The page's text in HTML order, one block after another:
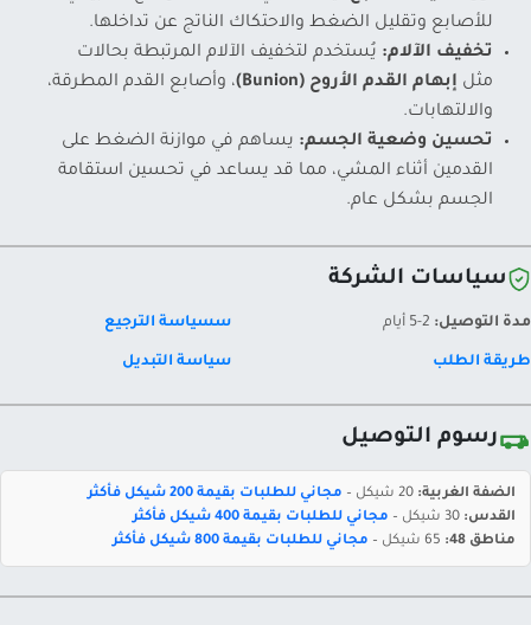
للأصابع وتقليل الضغط والاحتكاك الناتج عن تداخلها.
تخفيف الآلام: يُستخدم لتخفيف الآلام المرتبطة بحالات
مثل إبهام القدم الأروح (Bunion)
، وأصابع القدم المطرقة،
والالتهابات.
تحسين وضعية الجسم: يساهم في موازنة الضغط على
القدمين أثناء المشي، مما قد يساعد في تحسين استقامة
الجسم بشكل عام.
سياسات الشركة
مدة التوصيل: سسياسة الترجيع
طريقة الطلب سياسة التبديل
رسوم التوصيل
الضفة الغربية:
مجاني للطلبات بقيمة 200 شيكل فأكثر
القدس:
مجاني للطلبات بقيمة 400 شيكل فأكثر
مناطق 48:
مجاني للطلبات بقيمة 800 شيكل فأكثر